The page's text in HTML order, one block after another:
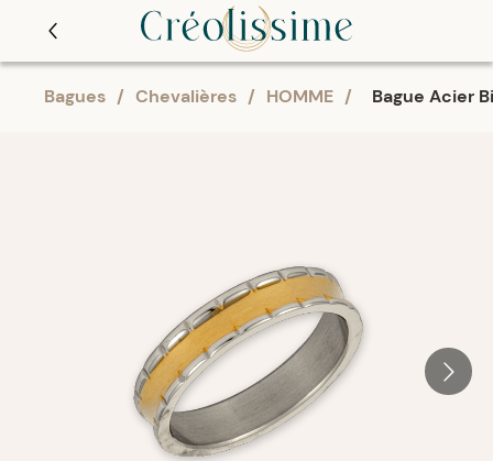
Bagues / Chevalières / HOMME / Bague Acier